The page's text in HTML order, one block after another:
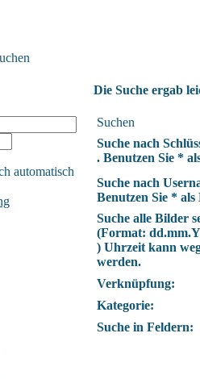
automatisch
Die Suche ergab
Suchen
Suche nach
. Benutzen Sie *
Suche nach
Benutzen Sie * als
Suche alle Bilder
(Format:
) Uhrzeit kann
werden.
Verknüpfung:
Kategorie:
Suche in Feldern: